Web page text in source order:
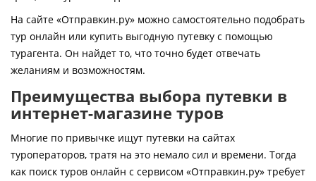
Контакты
На сайте «Отправкин.ру» можно самостоятельно подобрать
тур онлайн или купить выгодную путевку с помощью
турагента. Он найдет то, что точно будет отвечать
желаниям и возможностям.
Преимущества выбора путевки в
интернет-магазине туров
Многие по привычке ищут путевки на сайтах
туроператоров, тратя на это немало сил и времени. Тогда
как поиск туров онлайн с сервисом «Отправкин.ру» требует